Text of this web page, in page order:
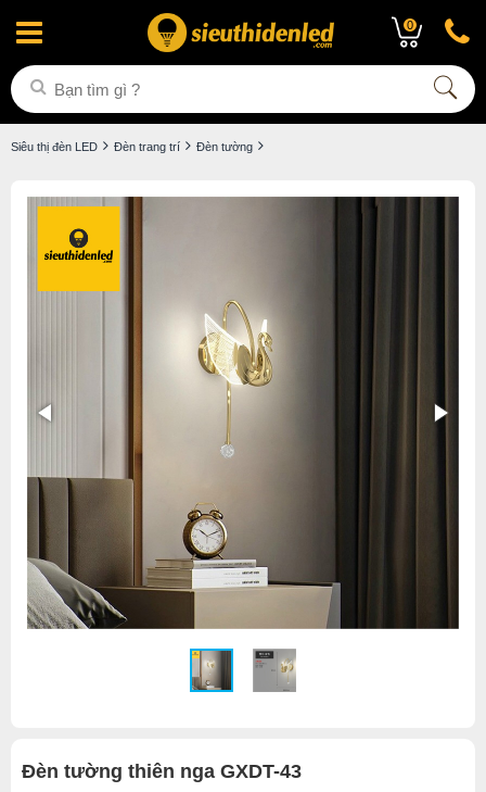
0
Siêu thị đèn LED Đèn trang trí Đèn tường
Đèn tường thiên nga GXDT-43